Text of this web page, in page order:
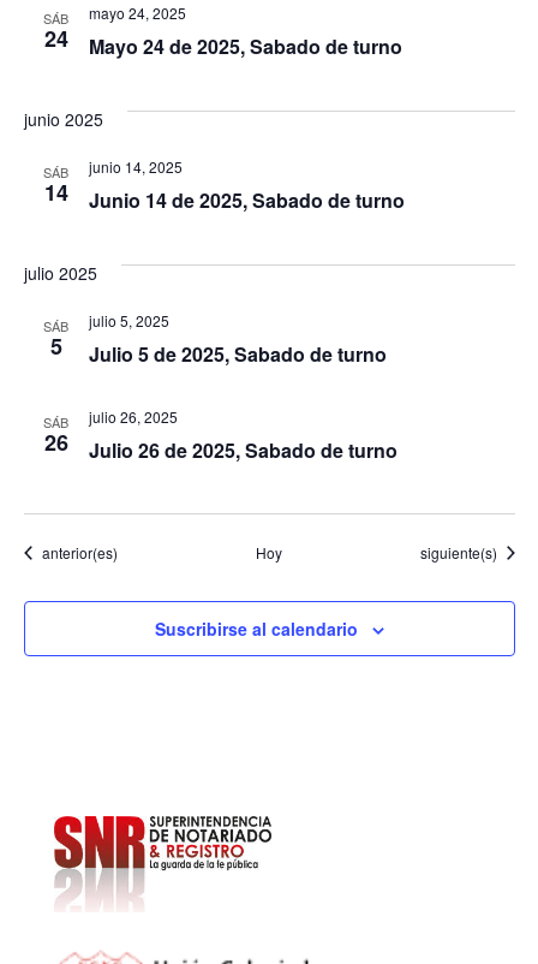
SÁB
24 Mayo 24 de 2025, Sabado de turno
mayo 24, 2025
junio 2025
SÁB
14 Junio 14 de 2025, Sabado de turno
junio 14, 2025
julio 2025
SÁB
5 Julio 5 de 2025, Sabado de turno
julio 5, 2025
SÁB
26 Julio 26 de 2025, Sabado de turno
julio 26, 2025
Eventos
anterior(es) Hoy Eventos
siguiente(s)
Suscribirse al calendario